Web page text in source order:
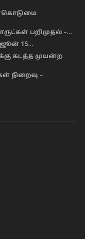
பறிமுதல் –…
ஜூன் 15…
கடத்த முயன்ற
நிறைவு –